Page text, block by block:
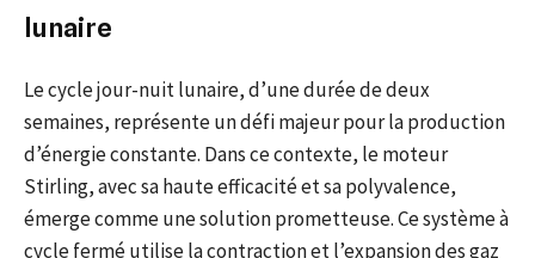
lunaire
Le cycle jour-nuit lunaire, d’une durée de deux
semaines, représente un défi majeur pour la production
d’énergie constante. Dans ce contexte, le moteur
Stirling, avec sa haute efficacité et sa polyvalence,
émerge comme une solution prometteuse. Ce système à
cycle fermé utilise la contraction et l’expansion des gaz